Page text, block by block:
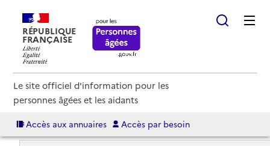
RÉPUBLIQUE
FRANÇAISE
Le site officiel d'information pour les
personnes âgées et les aidants
Accès aux annuaires Accès par besoin